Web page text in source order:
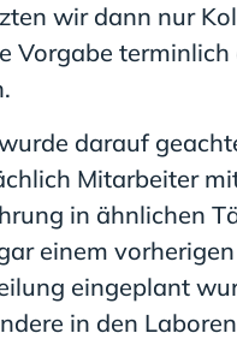
wir dann nur
Vorgabe
darauf
Mitarbeiter
in ähnlichen
einem
eingeplant
in den